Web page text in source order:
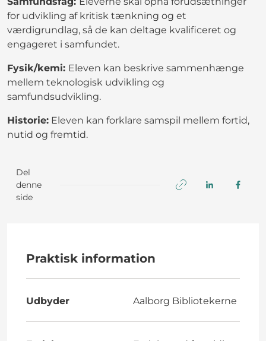
for udvikling af kritisk tænkning og et
værdigrundlag, så de kan deltage kvalificeret og
engageret i samfundet.
Fysik/kemi: Eleven kan beskrive sammenhænge
mellem teknologisk udvikling og
samfundsudvikling.
Historie: Eleven kan forklare samspil mellem fortid,
nutid og fremtid.
Del
denne
side
Praktisk information
Udbyder Aalborg Bibliotekerne